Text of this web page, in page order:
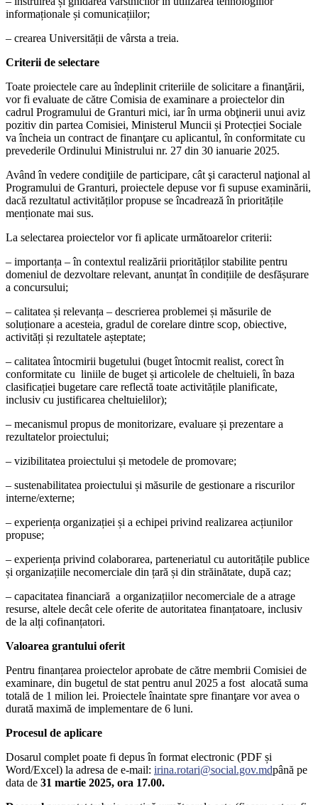
informaționale și comunicațiilor;
– crearea Universității de vârsta a treia.
Criterii de selectare
Toate proiectele care au îndeplinit criteriile de solicitare a finanţării,
vor fi evaluate de către Comisia de examinare a proiectelor din
cadrul Programului de Granturi mici, iar în urma obţinerii unui aviz
pozitiv din partea Comisiei, Ministerul Muncii și Protecției Sociale
va încheia un contract de finanţare cu aplicantul, în conformitate cu
prevederile Ordinului Ministrului nr. 27 din 30 ianuarie 2025.
Având în vedere condiţiile de participare, cât şi caracterul naţional al
Programului de Granturi, proiectele depuse vor fi supuse examinării,
dacă rezultatul activităților propuse se încadrează în prioritățile
menționate mai sus.
La selectarea proiectelor vor fi aplicate următoarelor criterii:
– importanța – în contextul realizării priorităților stabilite pentru
domeniul de dezvoltare relevant, anunțat în condițiile de desfășurare
a concursului;
– calitatea și relevanța – descrierea problemei și măsurile de
soluționare a acesteia, gradul de corelare dintre scop, obiective,
activități și rezultatele așteptate;
– calitatea întocmirii bugetului (buget întocmit realist, corect în
conformitate cu liniile de buget și articolele de cheltuieli, în baza
clasificației bugetare care reflectă toate activitățile planificate,
inclusiv cu justificarea cheltuielilor);
– mecanismul propus de monitorizare, evaluare și prezentare a
rezultatelor proiectului;
– vizibilitatea proiectului și metodele de promovare;
– sustenabilitatea proiectului și măsurile de gestionare a riscurilor
interne/externe;
– experiența organizației și a echipei privind realizarea acțiunilor
propuse;
– experiența privind colaborarea, parteneriatul cu autoritățile publice
și organizațiile necomerciale din țară și din străinătate, după caz;
– capacitatea financiară a organizațiilor necomerciale de a atrage
resurse, altele decât cele oferite de autoritatea finanțatoare, inclusiv
de la alți cofinanțatori.
Valoarea grantului oferit
Pentru finanțarea proiectelor aprobate de către membrii Comisiei de
examinare, din bugetul de stat pentru anul 2025 a fost alocată suma
totală de 1 milion lei. Proiectele înaintate spre finanţare vor avea o
durată maximă de implementare de 6 luni.
Procesul de aplicare
Dosarul complet poate fi depus în format electronic (PDF și
Word/Excel) la adresa de e-mail: irina.rotari@social.gov.mdpână pe
data de 31 martie 2025, ora 17.00.